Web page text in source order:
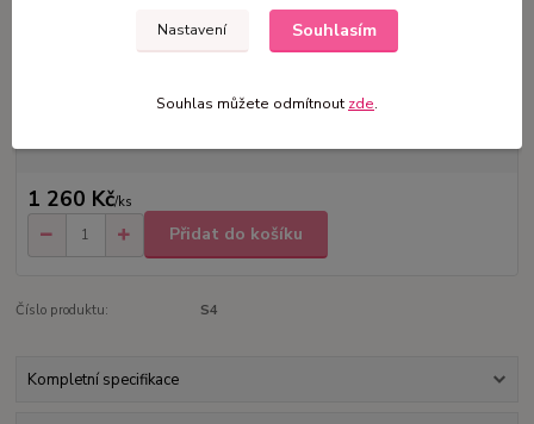
celý popis
1 260 Kč/ks
Přidat do košíku
Číslo produktu: S4
Kompletní specifikace
Nastavení Souhlasím
Souhlas můžete odmítnout zde.